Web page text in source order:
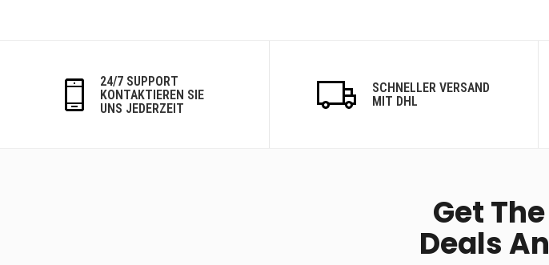
24/7 SUPPORT
KONTAKTIEREN SIE
UNS JEDERZEIT
SCHNELLER VERSAND
MIT DHL
Get
Deals